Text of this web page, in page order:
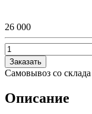
26 000
Заказать
Самовывоз со склада
Описание